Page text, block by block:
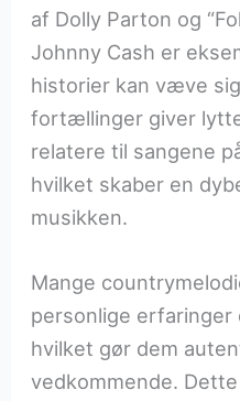
af Dolly Parton og
Johnny Cash er
historier kan væve
fortællinger giver
relatere til sangene
hvilket skaber en
musikken.
Mange
personlige erfaringer
hvilket gør dem
vedkommende.